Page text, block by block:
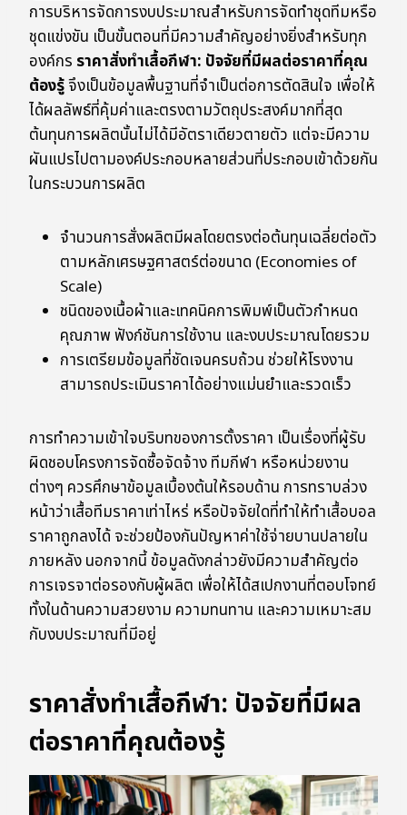
การบริหารจัดการงบประมาณสำหรับการจัดทำชุดทีมหรือ
ชุดแข่งขัน เป็นขั้นตอนที่มีความสำคัญอย่างยิ่งสำหรับทุก
องค์กร ราคาสั่งทำเสื้อกีฬา: ปัจจัยที่มีผลต่อราคาที่คุณ
ต้องรู้จึงเป็นข้อมูลพื้นฐานที่จำเป็นต่อการตัดสินใจ เพื่อให้
ได้ผลลัพธ์ที่คุ้มค่าและตรงตามวัตถุประสงค์มากที่สุด
ต้นทุนการผลิตนั้นไม่ได้มีอัตราเดียวตายตัว แต่จะมีความ
ผันแปรไปตามองค์ประกอบหลายส่วนที่ประกอบเข้าด้วยกัน
ในกระบวนการผลิต
จำนวนการสั่งผลิตมีผลโดยตรงต่อต้นทุนเฉลี่ยต่อตัว
ตามหลักเศรษฐศาสตร์ต่อขนาด (Economies of
Scale)
ชนิดของเนื้อผ้าและเทคนิคการพิมพ์เป็นตัวกำหนด
คุณภาพ ฟังก์ชันการใช้งาน และงบประมาณโดยรวม
การเตรียมข้อมูลที่ชัดเจนครบถ้วน ช่วยให้โรงงาน
สามารถประเมินราคาได้อย่างแม่นยำและรวดเร็ว
การทำความเข้าใจบริบทของการตั้งราคา เป็นเรื่องที่ผู้รับ
ผิดชอบโครงการจัดซื้อจัดจ้าง ทีมกีฬา หรือหน่วยงาน
ต่างๆ ควรศึกษาข้อมูลเบื้องต้นให้รอบด้าน การทราบล่วง
หน้าว่าเสื้อทีมราคาเท่าไหร่ หรือปัจจัยใดที่ทำให้ทำเสื้อบอล
ราคาถูกลงได้ จะช่วยป้องกันปัญหาค่าใช้จ่ายบานปลายใน
ภายหลัง นอกจากนี้ ข้อมูลดังกล่าวยังมีความสำคัญต่อ
การเจรจาต่อรองกับผู้ผลิต เพื่อให้ได้สเปกงานที่ตอบโจทย์
ทั้งในด้านความสวยงาม ความทนทาน และความเหมาะสม
กับงบประมาณที่มีอยู่
ราคาสั่งทำเสื้อกีฬา: ปัจจัยที่มีผล
ต่อราคาที่คุณต้องรู้